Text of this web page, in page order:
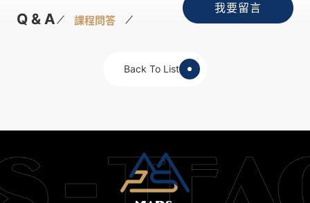
Q & A 課程問答
我要留言
Back To List